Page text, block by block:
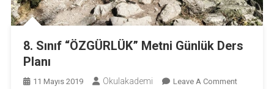
8. Sınıf “ÖZGÜRLÜK” Metni Günlük Ders
Planı
11 Mayıs 2019 Okulakademi Leave A CommentOn